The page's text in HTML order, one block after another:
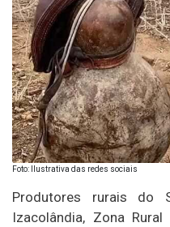
Foto: Ilustrativa das redes sociais
Produtores rurais do
Izacolândia, Zona